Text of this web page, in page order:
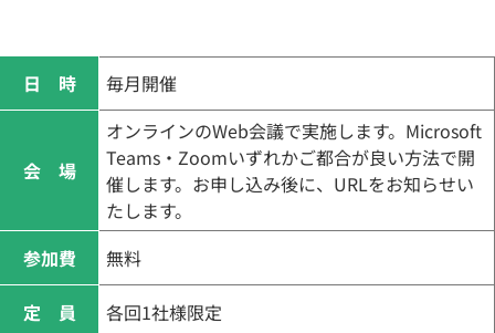
日 時 毎月開催
会 場
オンラインのWeb会議で実施します。Microsoft
Teams・Zoomいずれかご都合が良い方法で開
催します。お申し込み後に、URLをお知らせい
たします。
参加費
無料
定 員 各回1社様限定